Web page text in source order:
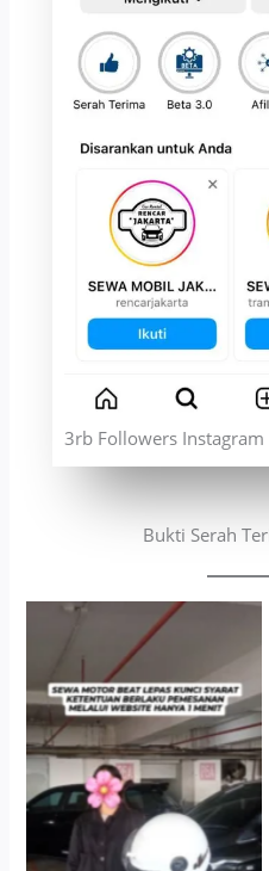
3rb Followers Instagram
Bukti Serah
Cityplaza Jatinegara
Gedung Parkir P6A